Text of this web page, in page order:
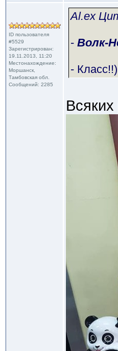
ID пользователя
#5529
Зарегистрирован:
19.11.2013, 11:20
Местонахождение:
Моршанск,
Тамбовская обл.
Сообщений: 2285
Al.ex
- Волк-
- Класс!!)